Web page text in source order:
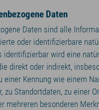
Daten
Daten sind alle
oder identifizierbare
identifizierbar wird eine
direkt oder indirekt,
einer Kennung wie einem
zu Standortdaten, zu einer
mehreren besonderen